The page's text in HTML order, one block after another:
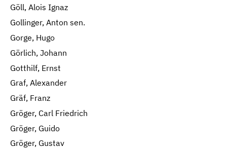
Göll, Alois Ignaz
Gollinger, Anton sen.
Gorge, Hugo
Görlich, Johann
Gotthilf, Ernst
Graf, Alexander
Gräf, Franz
Gröger, Carl Friedrich
Gröger, Guido
Gröger, Gustav